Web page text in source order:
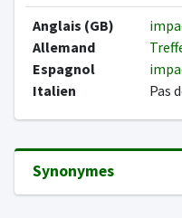
Anglais (GB)
Allemand
Espagnol
Italien
Pas
Synonymes